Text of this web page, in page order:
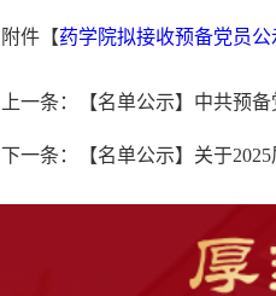
附件【药学院拟接收预备党员公
上一条： 【名单公示】中共预
下一条： 【名单公示】关于